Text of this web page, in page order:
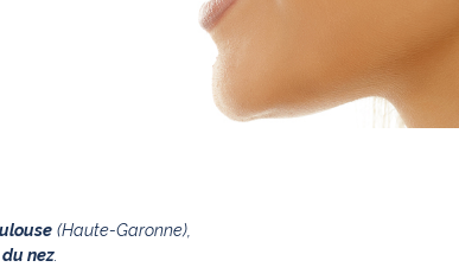
(Haute-Garonne),
nez